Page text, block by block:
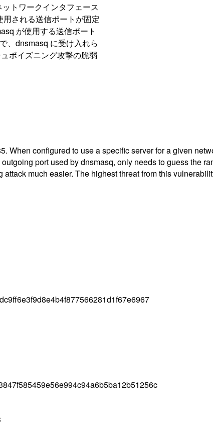
トワークインタフェース
される送信ポートが固定
が使用する送信ポート
、dnsmasq に受け入れら
ポイズニング攻撃の脆弱
When configured to use a specific server for a given
port used by dnsmasq, only needs to guess the
much easier. The highest threat from this